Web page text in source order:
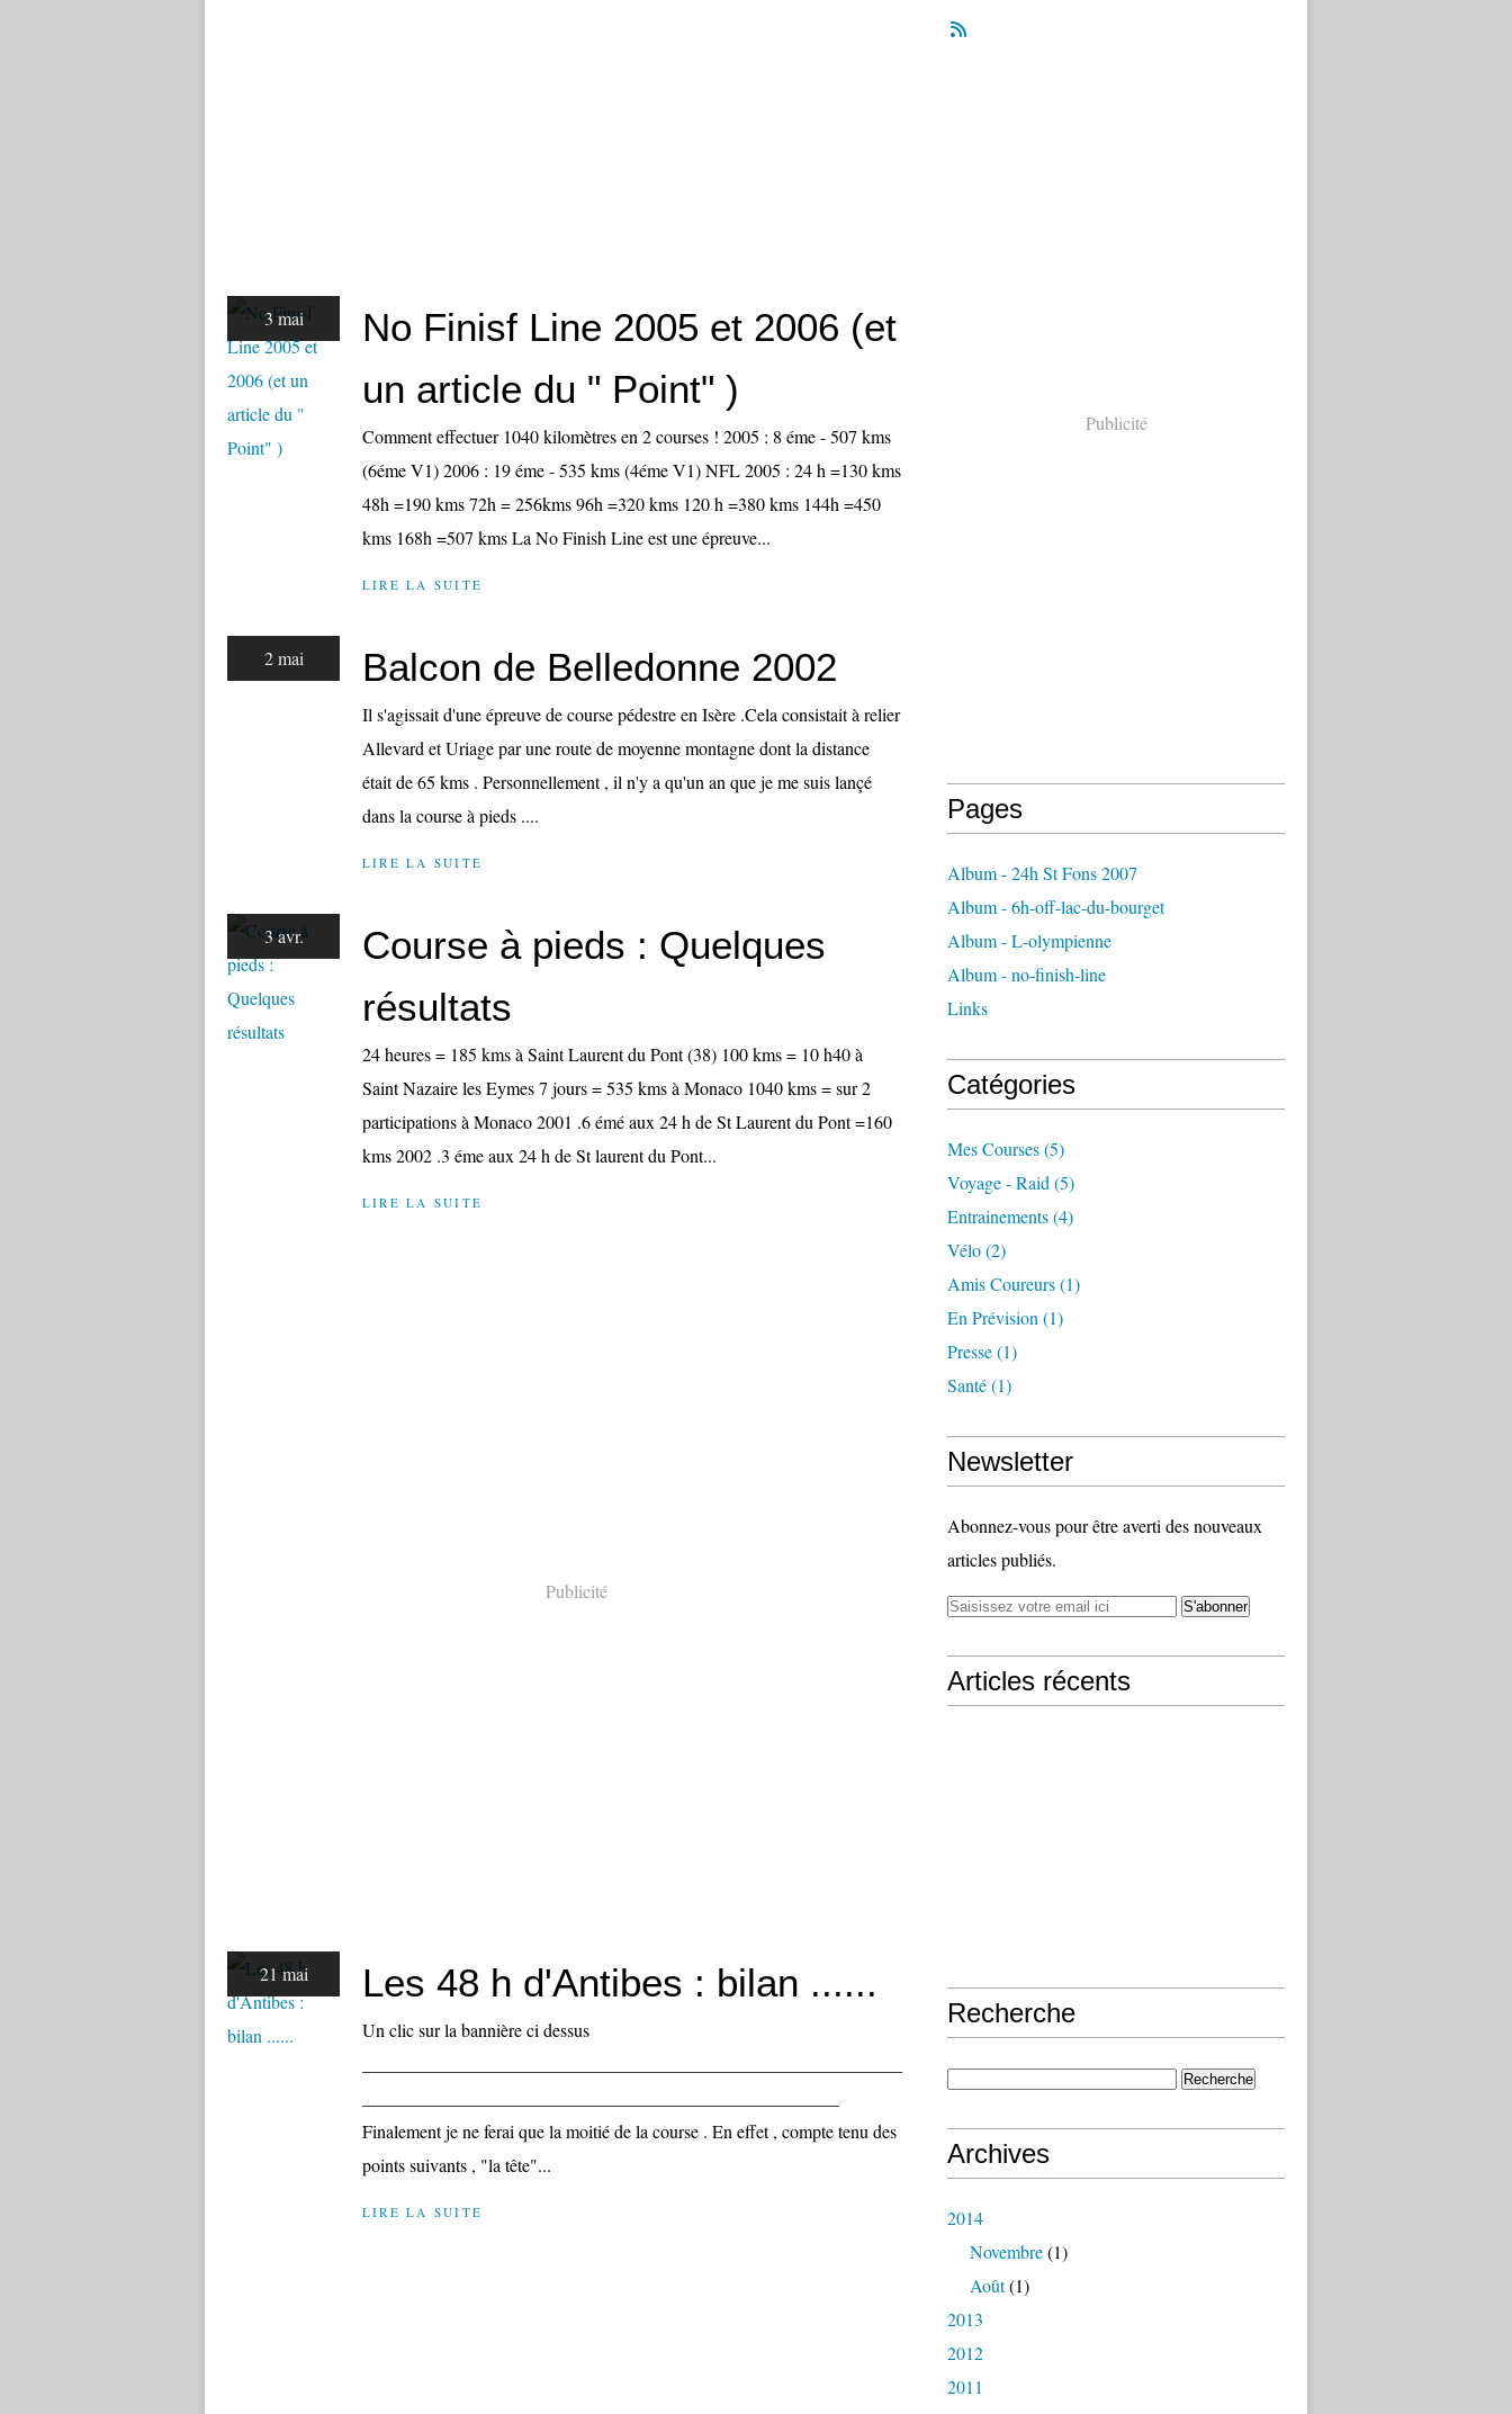
3 mai
No Finisf Line 2005 et 2006 (et
un article du " Point" )
Comment effectuer 1040 kilomètres en 2 courses ! 2005 : 8 éme - 507 kms
(6éme V1) 2006 : 19 éme - 535 kms (4éme V1) NFL 2005 : 24 h =130 kms
48h =190 kms 72h = 256kms 96h =320 kms 120 h =380 kms 144h =450
kms 168h =507 kms La No Finish Line est une épreuve...
LIRE LA SUITE
2 mai Balcon de Belledonne 2002
Il s'agissait d'une épreuve de course pédestre en Isère .Cela consistait à relier
Allevard et Uriage par une route de moyenne montagne dont la distance
était de 65 kms . Personnellement , il n'y a qu'un an que je me suis lançé
dans la course à pieds ....
LIRE LA SUITE
3 avr.
Course à pieds : Quelques
résultats
24 heures = 185 kms à Saint Laurent du Pont (38) 100 kms = 10 h40 à
Saint Nazaire les Eymes 7 jours = 535 kms à Monaco 1040 kms = sur 2
participations à Monaco 2001 .6 émé aux 24 h de St Laurent du Pont =160
kms 2002 .3 éme aux 24 h de St laurent du Pont...
LIRE LA SUITE
Publicité
21 mai Les 48 h d'Antibes : bilan ......
Un clic sur la bannière ci dessus
Finalement je ne ferai que la moitié de la course . En effet , compte tenu des
points suivants , "la tête"...
LIRE LA SUITE
Publicité
Pages
Album - 24h St Fons 2007
Album - 6h-off-lac-du-bourget
Album - L-olympienne
Album - no-finish-line
Links
Catégories
Mes Courses(5)
Voyage - Raid (5)
Entrainements(4)
Vélo(2)
Amis Coureurs(1)
En Prévision (1)
Presse(1)
Santé(1)
Newsletter
Abonnez-vous pour être averti des nouveaux
articles publiés.
Articles récents
Recherche
Archives
2014
Novembre(1)
Août(1)
2013
2012
2011